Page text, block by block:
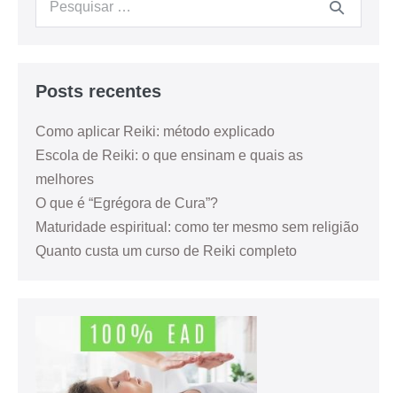
Posts recentes
Como aplicar Reiki: método explicado
Escola de Reiki: o que ensinam e quais as
melhores
O que é “Egrégora de Cura”?
Maturidade espiritual: como ter mesmo sem religião
Quanto custa um curso de Reiki completo